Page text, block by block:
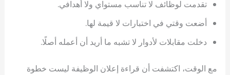
تقدمت لوظائف لا تناسب مستواي ولا أهدافي.
أضعت وقتي في اختبارات لا قيمة لها.
دخلت مقابلات لأدوار لا تشبه ما أريد أن أعمله أصلًا.
مع الوقت، اكتشفت أن قراءة إعلان الوظيفة ليست خطوة